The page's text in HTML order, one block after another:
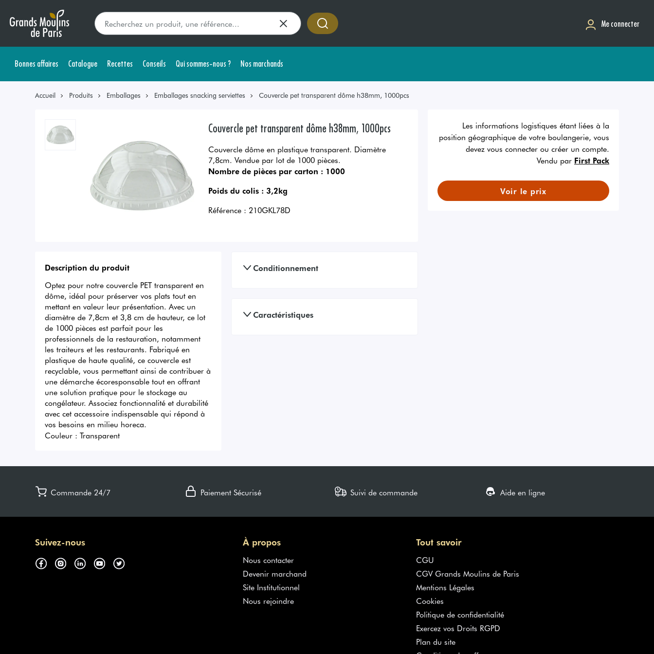
Me connecter
Bonnes affaires Catalogue Recettes Conseils Qui sommes-nous ? Nos marchands
Accueil Produits Emballages Emballages snacking serviettes Couvercle pet transparent dôme h38mm, 1000pcs
Couvercle pet transparent dôme h38mm, 1000pcs
Couvercle dôme en plastique transparent. Diamètre
7,8cm. Vendue par lot de 1000 pièces.
Nombre de pièces par carton : 1000
Poids du colis : 3,2kg
Référence : 210GKL78D
Les informations logistiques étant liées à la
position géographique de votre boulangerie, vous
devez vous connecter ou créer un compte.
Vendu par First Pack
Voir le prix
Description du produit
Optez pour notre couvercle PET transparent en
dôme, idéal pour préserver vos plats tout en
mettant en valeur leur présentation. Avec un
diamètre de 7,8cm et 3,8 cm de hauteur, ce lot
de 1000 pièces est parfait pour les
professionnels de la restauration, notamment
les traiteurs et les restaurants. Fabriqué en
plastique de haute qualité, ce couvercle est
recyclable, vous permettant ainsi de contribuer à
une démarche écoresponsable tout en offrant
une solution pratique pour le stockage au
congélateur. Associez fonctionnalité et durabilité
avec cet accessoire indispensable qui répond à
vos besoins en milieu horeca.
Couleur : Transparent
Conditionnement
Caractéristiques
Commande 24/7 Paiement Sécurisé Suivi de commande Aide en ligne
Suivez-nous À propos
Nous contacter
Devenir marchand
Site Institutionnel
Nous rejoindre
Tout savoir
CGU
CGV Grands Moulins de Paris
Mentions Légales
Cookies
Politique de confidentialité
Exercez vos Droits RGPD
Plan du site